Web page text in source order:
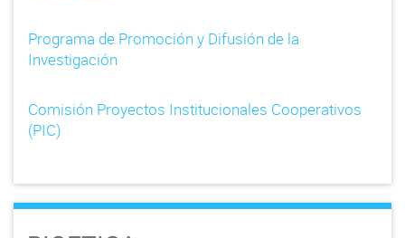
Programa de Promoción y Difusión de la
Investigación
Comisión Proyectos Institucionales Cooperativos
(PIC)